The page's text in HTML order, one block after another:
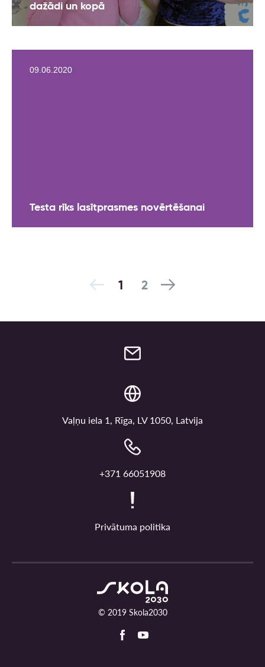
dažādi un kopā
09.06.2020
Testa rīks lasītprasmes novērtēšanai
1 2
Vaļņu iela 1, Rīga, LV 1050, Latvija
+371 66051908
Privātuma politika
© 2019 Skola2030